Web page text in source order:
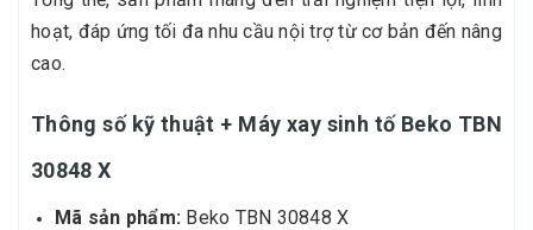
hoạt, đáp ứng tối đa nhu cầu nội trợ từ cơ bản đến nâng
cao.
Thông số kỹ thuật + Máy xay sinh tố Beko TBN
30848 X
Mã sản phẩm: Beko TBN 30848 X